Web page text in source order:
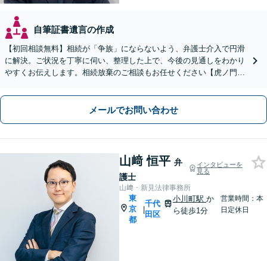
自筆証書遺言の作成
【初回相談無料】相続が「争族」にならないよう、弁護士介入で円滑
に解決。ご状況を丁寧に伺い、整理した上で、今後の見通しをわかり
やすくお伝えします。相続放棄のご相談もお任せください【虎ノ門駅
メールでお問い合わせ
山﨑 恒平 弁
護士
インタビューを
見る
山﨑・新見法律事務所
東
京
都
|
千代
田区
小川町駅か
ら徒歩1分
営業時間：本
日定休日